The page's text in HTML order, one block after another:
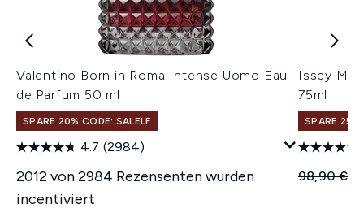
Valentino Born in Roma Intense Uomo Eau
de Parfum 50 ml
SPARE 20% CODE: SALELF
4.7 (2984)
2012 von 2984 Rezensenten wurden
incentiviert
Issey
75ml
SPARE 25%
98,90 €